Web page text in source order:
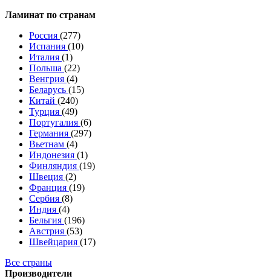
Ламинат по странам
Россия (277)
Испания (10)
Италия (1)
Польша (22)
Венгрия (4)
Беларусь (15)
Китай (240)
Турция (49)
Португалия (6)
Германия (297)
Вьетнам (4)
Индонезия (1)
Финляндия (19)
Швеция (2)
Франция (19)
Сербия (8)
Индия (4)
Бельгия (196)
Австрия (53)
Швейцария (17)
Все страны
Производители